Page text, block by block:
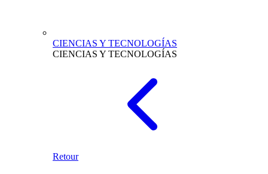
CIENCIAS Y TECNOLOGÍAS
CIENCIAS Y TECNOLOGÍAS
Retour